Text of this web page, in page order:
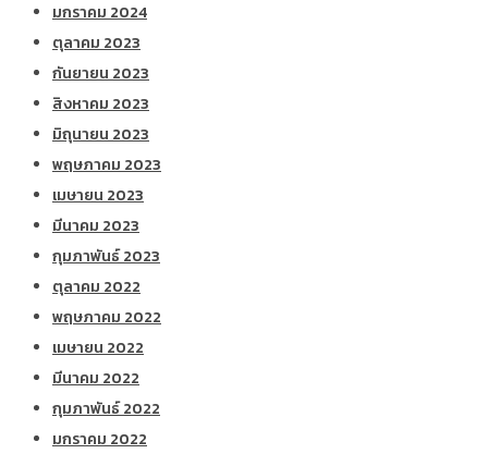
มกราคม 2024
ตุลาคม 2023
กันยายน 2023
สิงหาคม 2023
มิถุนายน 2023
พฤษภาคม 2023
เมษายน 2023
มีนาคม 2023
กุมภาพันธ์ 2023
ตุลาคม 2022
พฤษภาคม 2022
เมษายน 2022
มีนาคม 2022
กุมภาพันธ์ 2022
มกราคม 2022